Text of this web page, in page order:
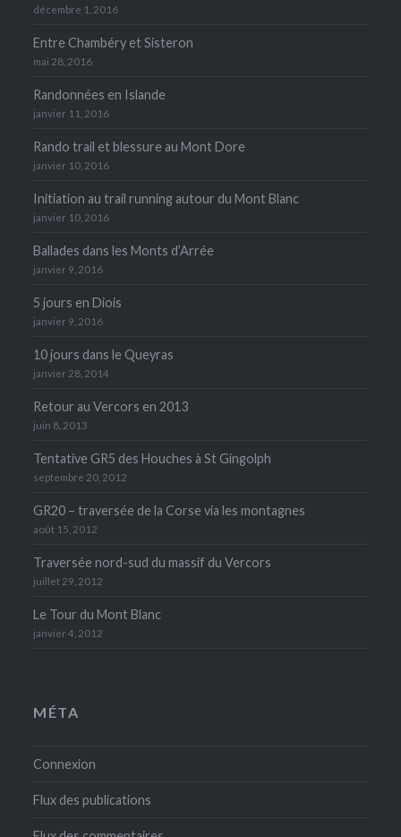
décembre 1, 2016
Entre Chambéry et Sisteron
mai 28, 2016
Randonnées en Islande
janvier 11, 2016
Rando trail et blessure au Mont Dore
janvier 10, 2016
Initiation au trail running autour du Mont Blanc
janvier 10, 2016
Ballades dans les Monts d’Arrée
janvier 9, 2016
5 jours en Diois
janvier 9, 2016
10 jours dans le Queyras
janvier 28, 2014
Retour au Vercors en 2013
juin 8, 2013
Tentative GR5 des Houches à St Gingolph
septembre 20, 2012
GR20 – traversée de la Corse via les montagnes
août 15, 2012
Traversée nord-sud du massif du Vercors
juillet 29, 2012
Le Tour du Mont Blanc
janvier 4, 2012
MÉTA
Connexion
Flux des publications